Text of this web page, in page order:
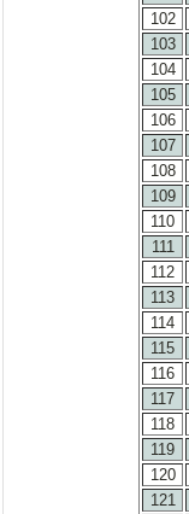
102
103
104
105
106
107
108
109
110
111
112
113
114
115
116
117
118
119
120
121